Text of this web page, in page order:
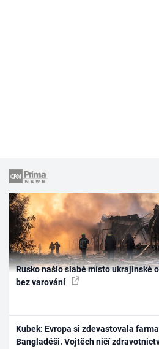
Rusko našlo slabé místo ukrajinské
bez varování
Kubek: Evropa si zdevastovala
Bangladéši. Vojtěch ničí